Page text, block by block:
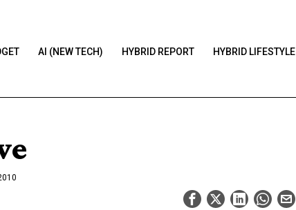
AI (NEW TECH) HYBRID REPORT HYBRID LIFESTYLE